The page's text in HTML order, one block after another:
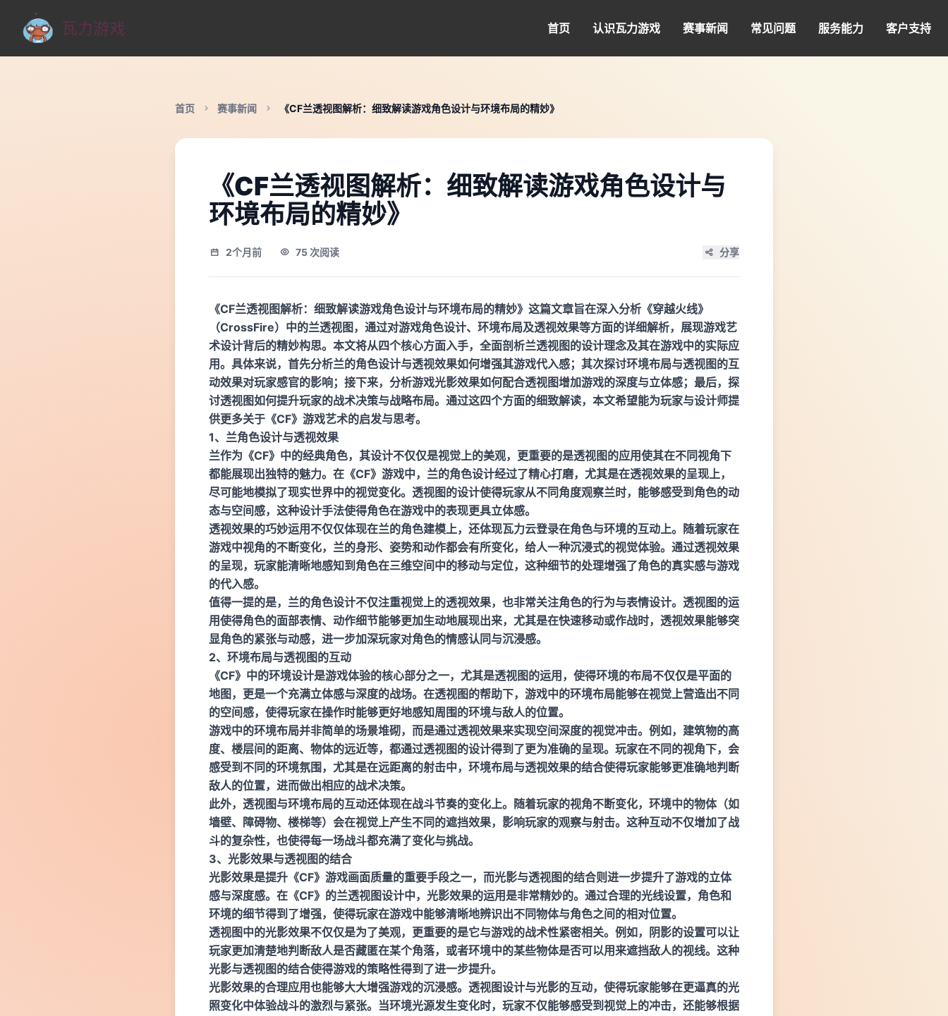
首页 认识瓦力游戏 赛事新闻 常见问题 服务能力 客户支持
首页 赛事新闻 《CF兰透视图解析：细致解读游戏角色设计与环境布局的精妙》
《CF兰透视图解析：细致解读游戏角色设计与
环境布局的精妙》
2个月前 75 次阅读 分享
《CF兰透视图解析：细致解读游戏角色设计与环境布局的精妙》这篇文章旨在深入分析《穿越火线》
（CrossFire）中的兰透视图，通过对游戏角色设计、环境布局及透视效果等方面的详细解析，展现游戏艺
术设计背后的精妙构思。本文将从四个核心方面入手，全面剖析兰透视图的设计理念及其在游戏中的实际应
用。具体来说，首先分析兰的角色设计与透视效果如何增强其游戏代入感；其次探讨环境布局与透视图的互
动效果对玩家感官的影响；接下来，分析游戏光影效果如何配合透视图增加游戏的深度与立体感；最后，探
讨透视图如何提升玩家的战术决策与战略布局。通过这四个方面的细致解读，本文希望能为玩家与设计师提
供更多关于《CF》游戏艺术的启发与思考。
1、兰角色设计与透视效果
兰作为《CF》中的经典角色，其设计不仅仅是视觉上的美观，更重要的是透视图的应用使其在不同视角下
都能展现出独特的魅力。在《CF》游戏中，兰的角色设计经过了精心打磨，尤其是在透视效果的呈现上，
尽可能地模拟了现实世界中的视觉变化。透视图的设计使得玩家从不同角度观察兰时，能够感受到角色的动
态与空间感，这种设计手法使得角色在游戏中的表现更具立体感。
透视效果的巧妙运用不仅仅体现在兰的角色建模上，还体现瓦力云登录在角色与环境的互动上。随着玩家在
游戏中视角的不断变化，兰的身形、姿势和动作都会有所变化，给人一种沉浸式的视觉体验。通过透视效果
的呈现，玩家能清晰地感知到角色在三维空间中的移动与定位，这种细节的处理增强了角色的真实感与游戏
的代入感。
值得一提的是，兰的角色设计不仅注重视觉上的透视效果，也非常关注角色的行为与表情设计。透视图的运
用使得角色的面部表情、动作细节能够更加生动地展现出来，尤其是在快速移动或作战时，透视效果能够突
显角色的紧张与动感，进一步加深玩家对角色的情感认同与沉浸感。
2、环境布局与透视图的互动
《CF》中的环境设计是游戏体验的核心部分之一，尤其是透视图的运用，使得环境的布局不仅仅是平面的
地图，更是一个充满立体感与深度的战场。在透视图的帮助下，游戏中的环境布局能够在视觉上营造出不同
的空间感，使得玩家在操作时能够更好地感知周围的环境与敌人的位置。
游戏中的环境布局并非简单的场景堆砌，而是通过透视效果来实现空间深度的视觉冲击。例如，建筑物的高
度、楼层间的距离、物体的远近等，都通过透视图的设计得到了更为准确的呈现。玩家在不同的视角下，会
感受到不同的环境氛围，尤其是在远距离的射击中，环境布局与透视效果的结合使得玩家能够更准确地判断
敌人的位置，进而做出相应的战术决策。
此外，透视图与环境布局的互动还体现在战斗节奏的变化上。随着玩家的视角不断变化，环境中的物体（如
墙壁、障碍物、楼梯等）会在视觉上产生不同的遮挡效果，影响玩家的观察与射击。这种互动不仅增加了战
斗的复杂性，也使得每一场战斗都充满了变化与挑战。
3、光影效果与透视图的结合
光影效果是提升《CF》游戏画面质量的重要手段之一，而光影与透视图的结合则进一步提升了游戏的立体
感与深度感。在《CF》的兰透视图设计中，光影效果的运用是非常精妙的。通过合理的光线设置，角色和
环境的细节得到了增强，使得玩家在游戏中能够清晰地辨识出不同物体与角色之间的相对位置。
透视图中的光影效果不仅仅是为了美观，更重要的是它与游戏的战术性紧密相关。例如，阴影的设置可以让
玩家更加清楚地判断敌人是否藏匿在某个角落，或者环境中的某些物体是否可以用来遮挡敌人的视线。这种
光影与透视图的结合使得游戏的策略性得到了进一步提升。
光影效果的合理应用也能够大大增强游戏的沉浸感。透视图设计与光影的互动，使得玩家能够在更逼真的光
照变化中体验战斗的激烈与紧张。当环境光源发生变化时，玩家不仅能够感受到视觉上的冲击，还能够根据